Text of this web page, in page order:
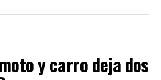
y carro deja dos